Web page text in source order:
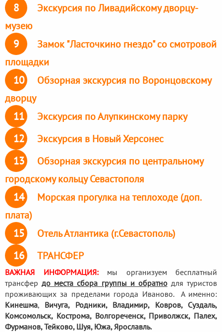
8
Экскурсия по Ливадийскому дворцу-
музею
9
Замок "Ласточкино гнездо" со смотровой
площадки
10
Обзорная экскурсия по Воронцовскому
дворцу
11 Экскурсия по Алупкинскому парку
12 Экскурсия в Новый Херсонес
13
Обзорная экскурсия по центральному
городскому кольцу Севастополя
14
Морская прогулка на теплоходе (доп.
плата)
15 Отель Атлантика (г.Севастополь)
16 ТРАНСФЕР
ВАЖНАЯ ИНФОРМАЦИЯ:мы организуем бесплатный
трансфердо места сбора группы и обратнодля туристов
проживающих за пределами города Иваново. А именно:
Кинешма, Вичуга, Родники, Владимир, Ковров, Суздаль,
Комсомольск, Кострома, Волгореченск, Приволжск, Палех,
Фурманов, Тейково, Шуя, Южа, Ярославль.